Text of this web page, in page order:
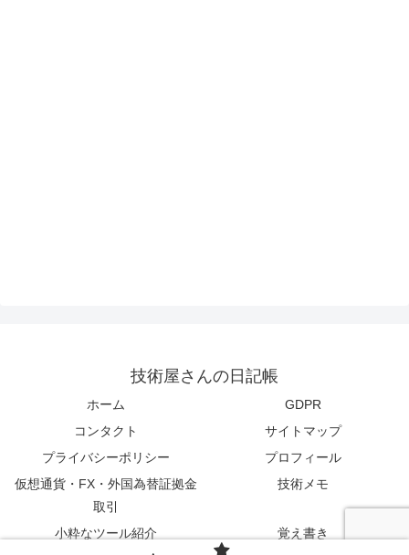
技術屋さんの日記帳
ホーム
GDPR
コンタクト
サイトマップ
プライバシーポリシー
プロフィール
仮想通貨・FX・外国為替証拠金
取引
技術メモ
小粋なツール紹介
覚え書き